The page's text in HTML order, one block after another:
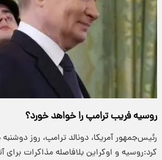
روسیه فریب ترامپ را خواهد خورد؟
رئیس‌جمهور آمریکا، دونالد ترامپ، روز
کرد:روسیه و اوکراین بلافاصله مذاکرات